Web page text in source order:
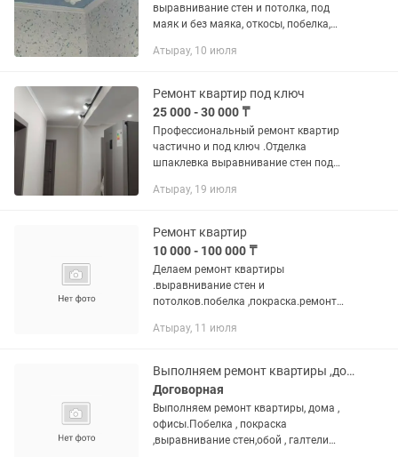
выравнивание стен и потолка, под
маяк и без маяка, откосы, побелка,
без, Оклейка обоев, и фото обоев,
Атырау, 10 июля
Ремонт квартир под ключ
25 000 - 30 000 ₸
Профессиональный ремонт квартир
частично и под ключ .Отделка
шпаклевка выравнивание стен под
полов стяжка наливной пол ламинат
Атырау, 19 июля
Ремонт квартир
10 000 - 100 000 ₸
Делаем ремонт квартиры
.выравнивание стен и
потолков.побелка ,покраска.ремонт
Атырау, 11 июля
Выполняем ремонт квартиры ,дома , офисы.
Договорная
Выполняем ремонт квартиры, дома ,
офисы.Побелка , покраска
,выравнивание стен,обой , галтели